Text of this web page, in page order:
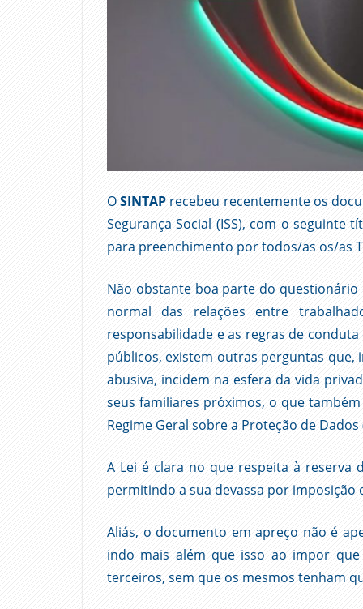
OSINTAP recebeu recentemente os
Segurança Social (ISS), com o seguinte
para preenchimento por todos/as os/as
Não obstante boa parte do
normal das relações entre
responsabilidade e as regras de
públicos, existem outras perguntas
abusiva, incidem na esfera da vida
seus familiares próximos, o que
Regime Geral sobre a Proteção de Dados
A Lei é clara no que respeita à reserva
permitindo a sua devassa por
Aliás, o documento em apreço não é
indo mais além que isso ao impor
terceiros, sem que os mesmos tenham